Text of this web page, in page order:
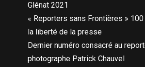
Glénat 2021
« Reporters sans Frontières »
la liberté de la presse
Dernier numéro consacré au
photographe Patrick Chauvel